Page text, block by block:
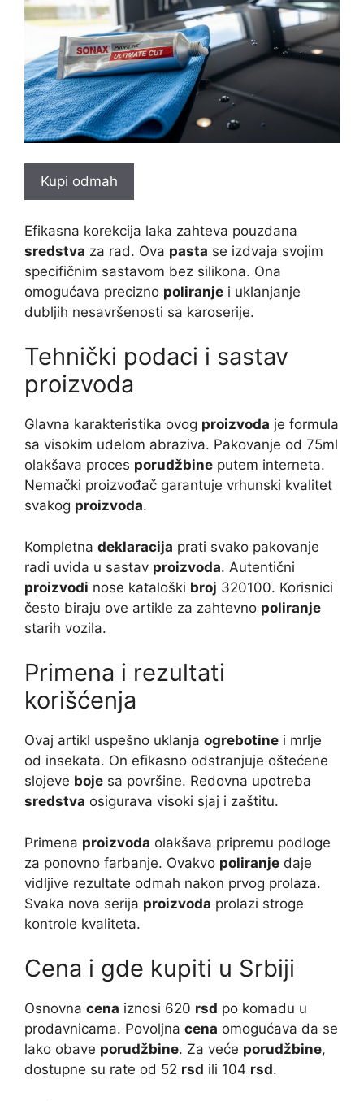
Kupi odmah
Efikasna korekcija laka zahteva pouzdana
sredstva za rad. Ova pasta se izdvaja svojim
specifičnim sastavom bez silikona. Ona
omogućava precizno poliranje i uklanjanje
dubljih nesavršenosti sa karoserije.
Tehnički podaci i sastav
proizvoda
Glavna karakteristika ovog proizvoda je formula
sa visokim udelom abraziva. Pakovanje od 75ml
olakšava proces porudžbine putem interneta.
Nemački proizvođač garantuje vrhunski kvalitet
svakog proizvoda.
Kompletna deklaracija prati svako pakovanje
radi uvida u sastav proizvoda. Autentični
proizvodi nose kataloški broj 320100. Korisnici
često biraju ove artikle za zahtevno poliranje
starih vozila.
Primena i rezultati
korišćenja
Ovaj artikl uspešno uklanja ogrebotine i mrlje
od insekata. On efikasno odstranjuje oštećene
slojeve boje sa površine. Redovna upotreba
sredstva osigurava visoki sjaj i zaštitu.
Primena proizvoda olakšava pripremu podloge
za ponovno farbanje. Ovakvo poliranje daje
vidljive rezultate odmah nakon prvog prolaza.
Svaka nova serija proizvoda prolazi stroge
kontrole kvaliteta.
Cena i gde kupiti u Srbiji
Osnovna cena iznosi 620 rsd po komadu u
prodavnicama. Povoljna cena omogućava da se
lako obave porudžbine. Za veće porudžbine,
dostupne su rate od 52 rsd ili 104 rsd.